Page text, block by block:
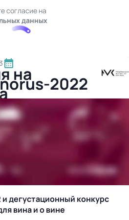
согласие на
данных
на 2022
дегустационный конкурс
вина и о вине